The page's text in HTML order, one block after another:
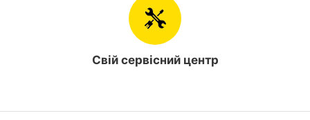
Свій сервісний центр